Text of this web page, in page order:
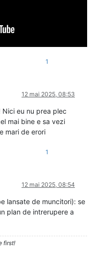
1
12 mai 2025, 08:53
eu nu prea plec
mai bine e sa vezi
mari de erori
1
12 mai 2025, 08:54
lansate de muncitori): se
plan de intrerupere a
first!